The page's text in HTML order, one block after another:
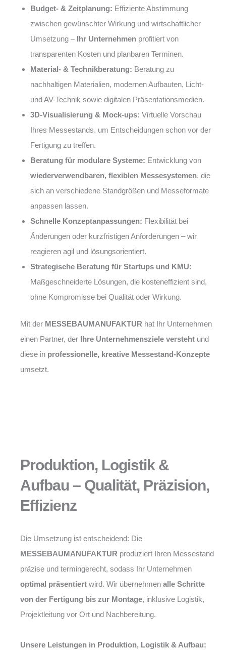
Budget- & Zeitplanung: Effiziente Abstimmung
zwischen gewünschter Wirkung und wirtschaftlicher
Umsetzung – Ihr Unternehmen profitiert von
transparenten Kosten und planbaren Terminen.
Material- & Technikberatung: Beratung zu
nachhaltigen Materialien, modernen Aufbauten, Licht-
und AV-Technik sowie digitalen Präsentationsmedien.
3D-Visualisierung & Mock-ups: Virtuelle Vorschau
Ihres Messestands, um Entscheidungen schon vor der
Fertigung zu treffen.
Beratung für modulare Systeme: Entwicklung von
wiederverwendbaren, flexiblen Messesystemen, die
sich an verschiedene Standgrößen und Messeformate
anpassen lassen.
Schnelle Konzeptanpassungen: Flexibilität bei
Änderungen oder kurzfristigen Anforderungen – wir
reagieren agil und lösungsorientiert.
Strategische Beratung für Startups und KMU:
Maßgeschneiderte Lösungen, die kosteneffizient sind,
ohne Kompromisse bei Qualität oder Wirkung.
Mit der MESSEBAUMANUFAKTUR hat Ihr Unternehmen
einen Partner, der Ihre Unternehmensziele versteht und
diese in professionelle, kreative Messestand-Konzepte
umsetzt.
Produktion, Logistik &
Aufbau – Qualität, Präzision,
Effizienz
Die Umsetzung ist entscheidend: Die
MESSEBAUMANUFAKTUR produziert Ihren Messestand
präzise und termingerecht, sodass Ihr Unternehmen
optimal präsentiert wird. Wir übernehmen alle Schritte
von der Fertigung bis zur Montage, inklusive Logistik,
Projektleitung vor Ort und Nachbereitung.
Unsere Leistungen in Produktion, Logistik & Aufbau: